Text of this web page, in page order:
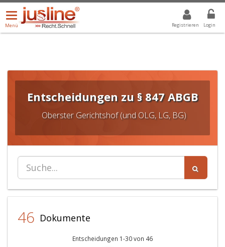
Registrieren Login
Menü
öffnen/schließen
Menü
ALLE DROPDOWN: GEWÄHLTER WERT IST ALLE
Entscheidungen zu § 847 ABGB
Oberster Gerichtshof (und OLG, LG, BG)
46 Dokumente
Entscheidungen 1-30 von 46